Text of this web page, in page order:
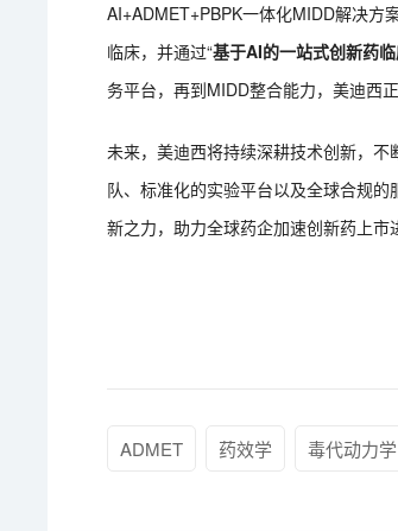
AI+ADMET+PBPK一体化MIDD解决方
临床，并通过“基于AI的一站式创新药
务平台，再到MIDD整合能力，美迪西
未来，美迪西将持续深耕技术创新，
队、标准化的实验平台以及全球合规
新之力，助力全球药企加速创新药上市
ADMET 药效学 毒代动力学